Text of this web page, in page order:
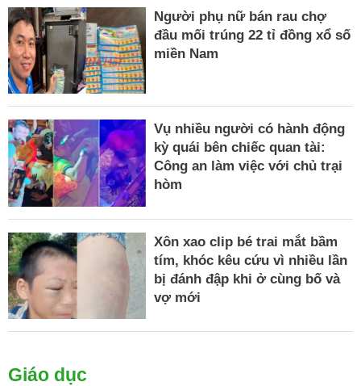
Người phụ nữ bán rau chợ
đầu mối trúng 22 tỉ đồng xổ số
miền Nam
Vụ nhiều người có hành động
kỳ quái bên chiếc quan tài:
Công an làm việc với chủ trại
hòm
Xôn xao clip bé trai mắt bầm
tím, khóc kêu cứu vì nhiều lần
bị đánh đập khi ở cùng bố và
vợ mới
Giáo dục